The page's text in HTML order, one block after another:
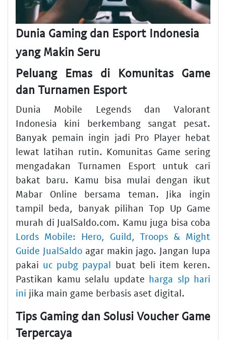
Dunia Gaming dan Esport Indonesia
yang Makin Seru
Peluang Emas di Komunitas Game
dan Turnamen Esport
Dunia Mobile Legends dan Valorant
Indonesia kini berkembang sangat pesat.
Banyak pemain ingin jadi Pro Player hebat
lewat latihan rutin. Komunitas Game sering
mengadakan Turnamen Esport untuk cari
bakat baru. Kamu bisa mulai dengan ikut
Mabar Online bersama teman. Jika ingin
tampil beda, banyak pilihan Top Up Game
murah di JualSaldo.com. Kamu juga bisa coba
Lords Mobile: Hero, Guild, Troops & Might
Guide JualSaldoagar makin jago. Jangan lupa
pakai uc pubg paypal buat beli item keren.
Pastikan kamu selalu update harga slp hari
ini jika main game berbasis aset digital.
Tips Gaming dan Solusi Voucher Game
Terpercaya